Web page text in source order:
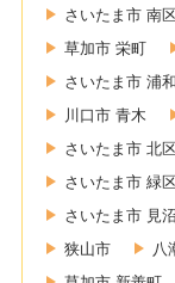
さいたま市 南
草加市 栄町
さいたま市 浦
川口市 青木
さいたま市 北
さいたま市 緑
さいたま市 見
狭山市
八